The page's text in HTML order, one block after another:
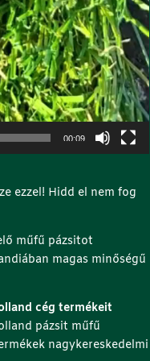
00:09
ezzel! Hidd el nem fog
műfű pázsitot
magas minőségű
cég termékeit
pázsit műfű
nagykereskedelmi